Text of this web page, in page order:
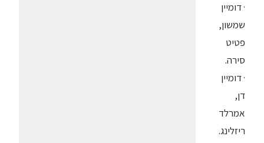
· דומיין
שמשון,
פטיט
סירה.
· דומיין
דן,
אמרלד
ריזלינג.